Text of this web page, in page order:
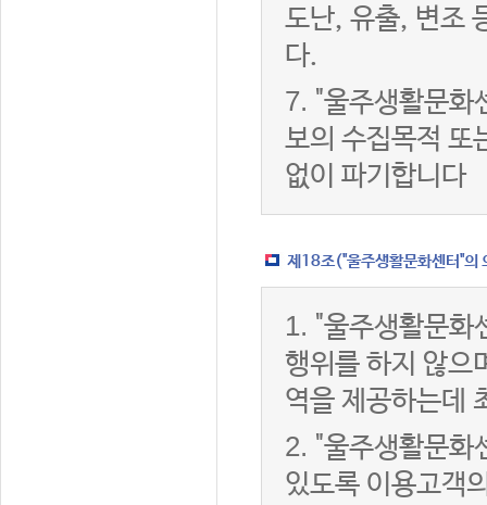
도난, 유출, 변조
다.
7. "울주생활문화
보의 수집목적 또
없이 파기합니다
제18조("울주생활문화센터"의
1. "울주생활문화
행위를 하지 않으
역을 제공하는데
2. "울주생활문화
있도록 이용고객